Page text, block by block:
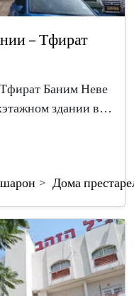
– Тфират
Баним Неве
здании в…
Дома